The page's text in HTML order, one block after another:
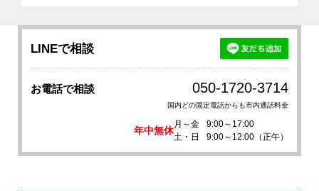
LINEで相談
お電話で相談 050-1720-3714
国内どの固定電話からも市内通話料金
年中無休
月～金
9:00～17:00
土・日
9:00～12:00（正午）